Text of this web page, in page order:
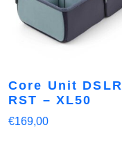
Core Unit DSLR
RST – XL50
€169,00